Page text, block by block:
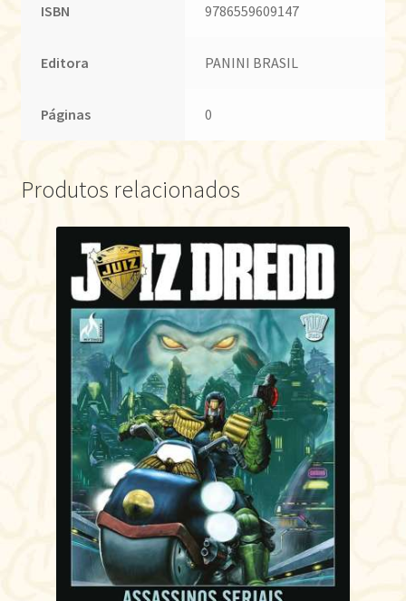
ISBN 9786559609147
Editora PANINI BRASIL
Páginas 0
Produtos relacionados